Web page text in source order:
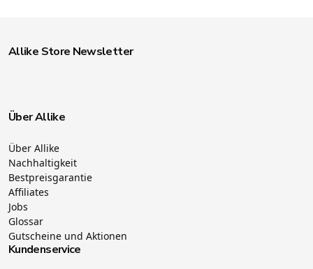
Allike Store Newsletter
Über Allike
Über Allike
Nachhaltigkeit
Bestpreisgarantie
Affiliates
Jobs
Glossar
Gutscheine und Aktionen
Kundenservice